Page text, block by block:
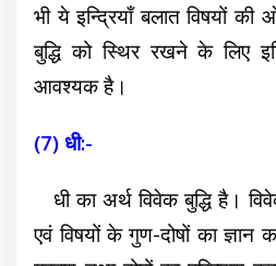
भी ये इन्द्रियाँ बलात विषयों
बुद्धि को स्थिर रखने के लिए
आवश्यक है।
(7) धी:-
धी का अर्थ विवेक बुद्धि है।
एवं विषयों के गुण-दोषों का ज्ञान